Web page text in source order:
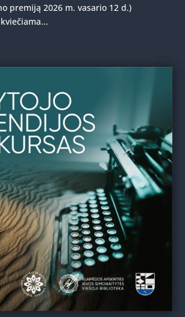
premiją 2026 m. vasario 12 d.)